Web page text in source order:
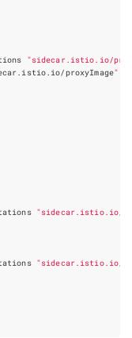
"sidecar.istio.io/
proxyImage"
"sidecar.istio.io/
"sidecar.istio.io/